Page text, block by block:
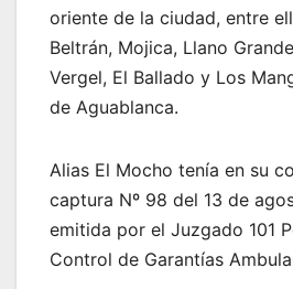
oriente de la ciudad, entre
Beltrán, Mojica, Llano
Vergel, El Ballado y Los
de Aguablanca.
Alias El Mocho tenía en su
captura Nº 98 del 13 de
emitida por el Juzgado 101
Control de Garantías